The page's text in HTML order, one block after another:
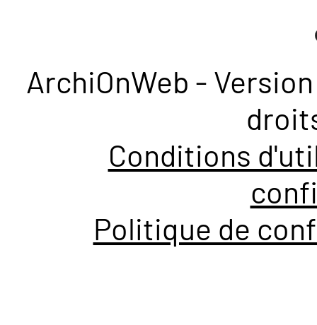
ArchiOnWeb -
Conditions
Politique de